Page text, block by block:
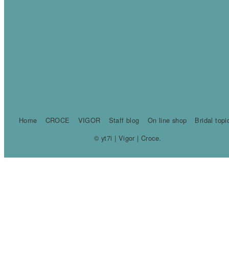
Home CROCE VIGOR Staff blog On line shop
Bridal
© yt7i | Vigor | Croce.